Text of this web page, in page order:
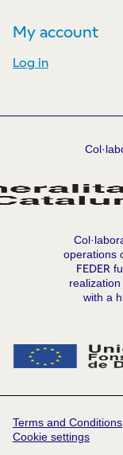
My account
Log in
operations
FEDER
with a
Terms and Conditions
Cookie settings